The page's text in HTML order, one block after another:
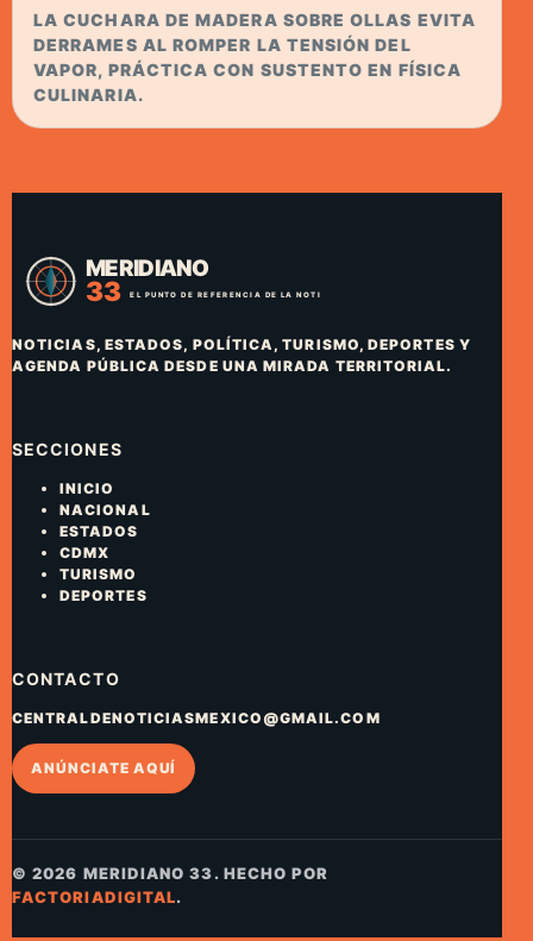
LA CUCHARA DE MADERA SOBRE OLLAS EVITA
DERRAMES AL ROMPER LA TENSIÓN DEL
VAPOR, PRÁCTICA CON SUSTENTO EN FÍSICA
CULINARIA.
NOTICIAS, ESTADOS, POLÍTICA, TURISMO, DEPORTES Y
AGENDA PÚBLICA DESDE UNA MIRADA TERRITORIAL.
SECCIONES
INICIO
NACIONAL
ESTADOS
CDMX
TURISMO
DEPORTES
CONTACTO
CENTRALDENOTICIASMEXICO@GMAIL.COM
ANÚNCIATE AQUÍ
© 2026 MERIDIANO 33. HECHO POR
FACTORIADIGITAL.